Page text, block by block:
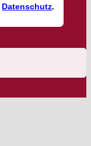
Datenschutz.